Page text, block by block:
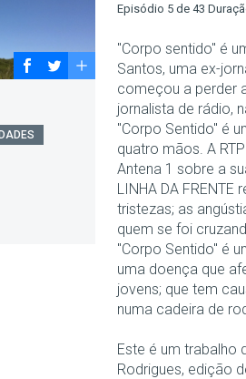
Episódio 5 de 43
"Corpo sentido" é
Santos, uma ex-
começou a perder
jornalista de rádio,
"Corpo Sentido" é
quatro mãos. A
Antena 1 sobre a
LINHA DA
tristezas; as
quem se foi
"Corpo Sentido" é
uma doença que
jovens; que tem
numa cadeira de
Este é um trabalho
Rodrigues, edição